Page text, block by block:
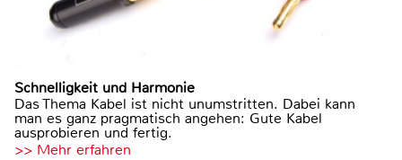
Schnelligkeit und Harmonie
Das Thema Kabel ist nicht unumstritten. Dabei kann
man es ganz pragmatisch angehen: Gute Kabel
ausprobieren und fertig.
>> Mehr erfahren